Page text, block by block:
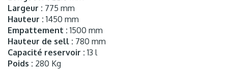
Largeur : 775 mm
Hauteur : 1450 mm
Empattement : 1500 mm
Hauteur de sell : 780 mm
Capacité reservoir : 13 l
Poids : 280 Kg